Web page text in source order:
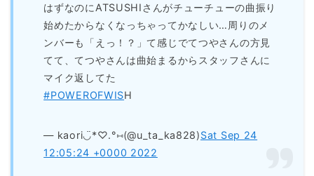
はずなのにATSUSHIさんがチューチューの曲振り
始めたからなくなっちゃってかなしい…周りのメ
ンバーも「えっ！？」て感じでてつやさんの方見
てて、てつやさんは曲始まるからスタッフさんに
マイク返してた
#POWEROFWISH
— kaori◡̈*♡.°⑅(@u_ta_ka828)Sat Sep 24
12:05:24 +0000 2022